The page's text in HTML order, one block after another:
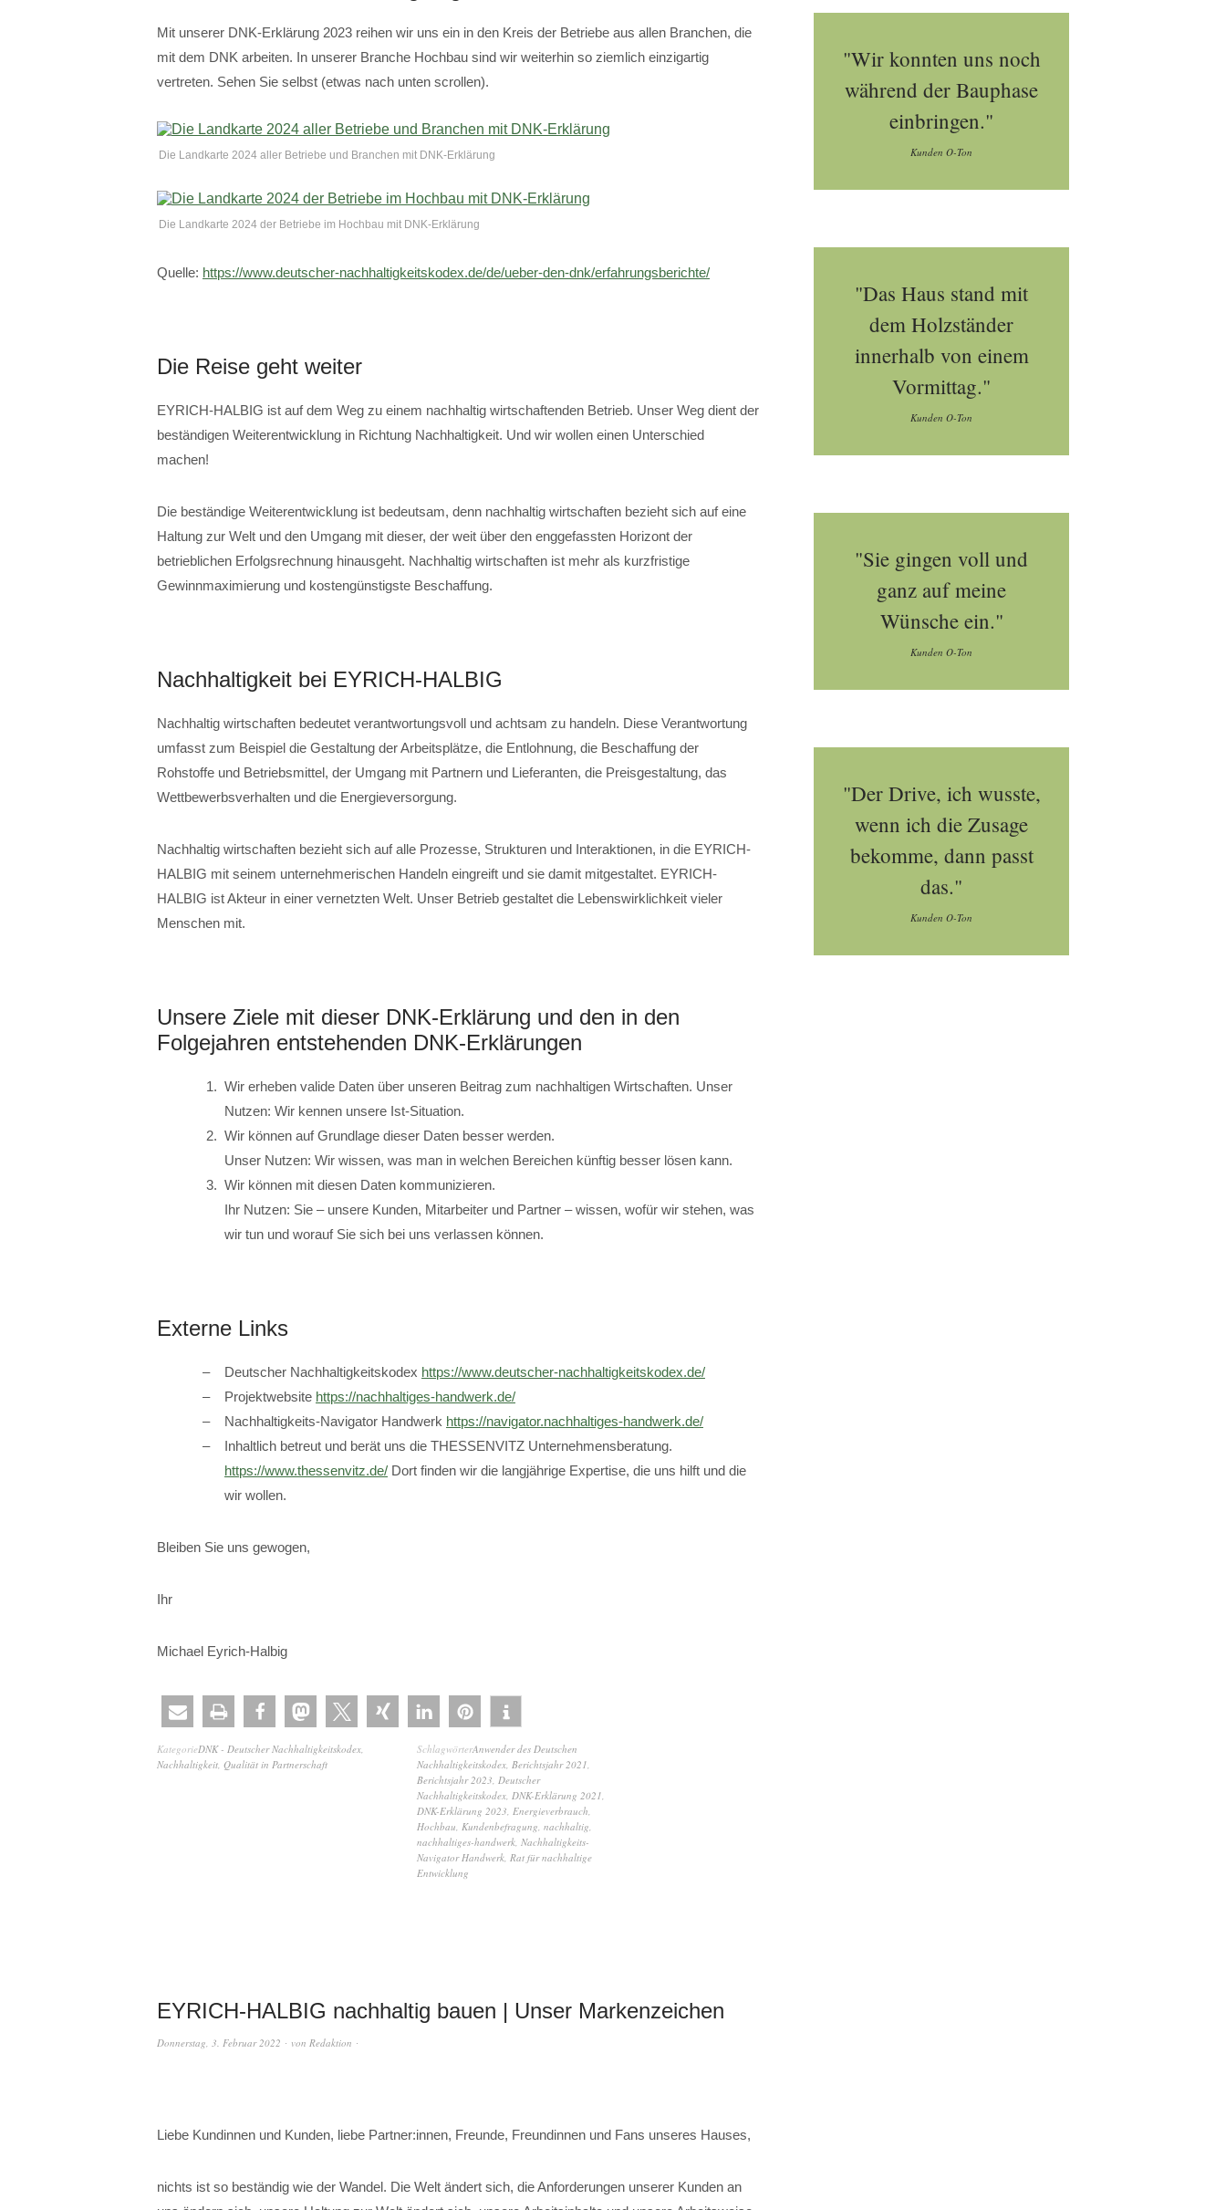
Mit unserer DNK-Erklärung 2023 reihen wir uns ein in den Kreis der Betriebe aus allen Branchen, die
mit dem DNK arbeiten. In unserer Branche Hochbau sind wir weiterhin so ziemlich einzigartig
vertreten. Sehen Sie selbst (etwas nach unten scrollen).
Die Landkarte 2024 aller Betriebe und Branchen mit DNK-Erklärung
Die Landkarte 2024 der Betriebe im Hochbau mit DNK-Erklärung
Quelle: https://www.deutscher-nachhaltigkeitskodex.de/de/ueber-den-dnk/erfahrungsberichte/
Die Reise geht weiter
EYRICH-HALBIG ist auf dem Weg zu einem nachhaltig wirtschaftenden Betrieb. Unser Weg dient der
beständigen Weiterentwicklung in Richtung Nachhaltigkeit. Und wir wollen einen Unterschied
machen!
Die beständige Weiterentwicklung ist bedeutsam, denn nachhaltig wirtschaften bezieht sich auf eine
Haltung zur Welt und den Umgang mit dieser, der weit über den enggefassten Horizont der
betrieblichen Erfolgsrechnung hinausgeht. Nachhaltig wirtschaften ist mehr als kurzfristige
Gewinnmaximierung und kostengünstigste Beschaffung.
Nachhaltigkeit bei EYRICH-HALBIG
Nachhaltig wirtschaften bedeutet verantwortungsvoll und achtsam zu handeln. Diese Verantwortung
umfasst zum Beispiel die Gestaltung der Arbeitsplätze, die Entlohnung, die Beschaffung der
Rohstoffe und Betriebsmittel, der Umgang mit Partnern und Lieferanten, die Preisgestaltung, das
Wettbewerbsverhalten und die Energieversorgung.
Nachhaltig wirtschaften bezieht sich auf alle Prozesse, Strukturen und Interaktionen, in die EYRICH-
HALBIG mit seinem unternehmerischen Handeln eingreift und sie damit mitgestaltet. EYRICH-
HALBIG ist Akteur in einer vernetzten Welt. Unser Betrieb gestaltet die Lebenswirklichkeit vieler
Menschen mit.
Unsere Ziele mit dieser DNK-Erklärung und den in den
Folgejahren entstehenden DNK-Erklärungen
Wir erheben valide Daten über unseren Beitrag zum nachhaltigen Wirtschaften. Unser
Nutzen: Wir kennen unsere Ist-Situation.
Wir können auf Grundlage dieser Daten besser werden.
Unser Nutzen: Wir wissen, was man in welchen Bereichen künftig besser lösen kann.
Wir können mit diesen Daten kommunizieren.
Ihr Nutzen: Sie – unsere Kunden, Mitarbeiter und Partner – wissen, wofür wir stehen, was
wir tun und worauf Sie sich bei uns verlassen können.
Externe Links
Deutscher Nachhaltigkeitskodex https://www.deutscher-nachhaltigkeitskodex.de/
Projektwebsite https://nachhaltiges-handwerk.de/
Nachhaltigkeits-Navigator Handwerk https://navigator.nachhaltiges-handwerk.de/
Inhaltlich betreut und berät uns die THESSENVITZ Unternehmensberatung.
https://www.thessenvitz.de/ Dort finden wir die langjährige Expertise, die uns hilft und die
wir wollen.
Bleiben Sie uns gewogen,
Ihr
Michael Eyrich-Halbig
KategorieDNK - Deutscher Nachhaltigkeitskodex
Nachhaltigkeit Qualität in Partnerschaft
SchlagwörterAnwender des Deutschen
Nachhaltigkeitskodex Berichtsjahr 2021
Berichtsjahr 2023 Deutscher
Nachhaltigkeitskodex DNK-Erklärung 2021
DNK-Erklärung 2023 Energieverbrauch
Hochbau Kundenbefragung nachhaltig
nachhaltiges-handwerk Nachhaltigkeits-
Navigator Handwerk Rat für nachhaltige
Entwicklung
EYRICH-HALBIG nachhaltig bauen | Unser Markenzeichen
Donnerstag, 3. Februar 2022 von Redaktion
Liebe Kundinnen und Kunden, liebe Partner:innen, Freunde, Freundinnen und Fans unseres Hauses,
nichts ist so beständig wie der Wandel. Die Welt ändert sich, die Anforderungen unserer Kunden an
"Wir konnten uns noch
während der Bauphase
einbringen."
Kunden O-Ton
"Das Haus stand mit
dem Holzständer
innerhalb von einem
Vormittag."
Kunden O-Ton
"Sie gingen voll und
ganz auf meine
Wünsche ein."
Kunden O-Ton
"Der Drive, ich wusste,
wenn ich die Zusage
bekomme, dann passt
das."
Kunden O-Ton